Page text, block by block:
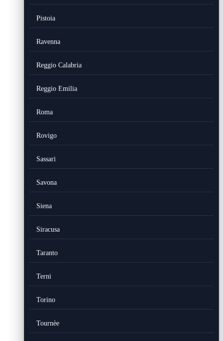
Pistoia
Ravenna
Reggio Calabria
Reggio Emilia
Roma
Rovigo
Sassari
Savona
Siena
Siracusa
Taranto
Terni
Torino
Tournèe